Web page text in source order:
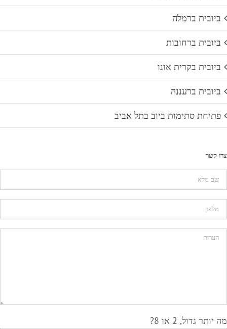
ביובית ברמלה
ביובית ברחובות
ביובית בקרית אונו
ביובית ברעננה
פתיחת סתימות ביוב בתל אביב
צרו קשר
מה יותר גדול, 2 או 8?